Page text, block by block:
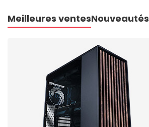
Meilleures ventesNouveautés